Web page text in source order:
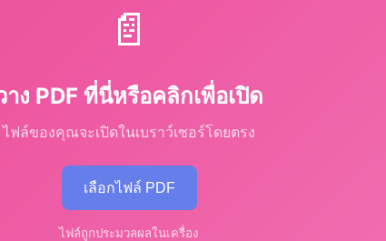
📄
าง PDF ที่นี่หรือคลิกเพื่อเปิด
ไฟล์ของคุณจะเปิดในเบราว์เซอร์โดยตรง
เลือกไฟล์ PDF
ไฟล์ถูกประมวลผลในเครื่อง